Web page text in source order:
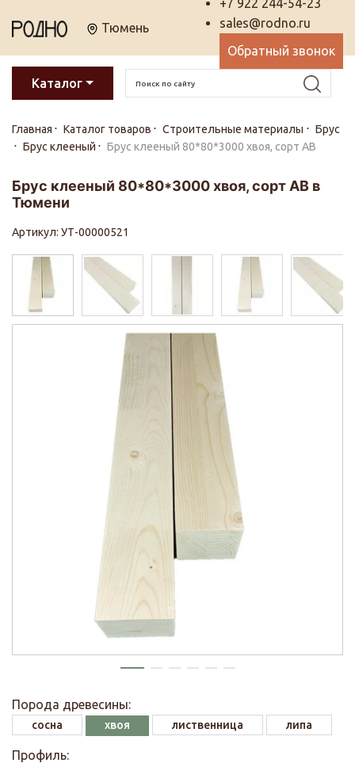
Тюмень
+7 922 244-54-23
sales@rodno.ru
Обратный звонок
Каталог
Главная Каталог товаров Строительные материалы
Брус
Брус клееный
Брус клееный 80*80*3000 хвоя, сорт АВ
Брус клееный 80*80*3000 хвоя, сорт АВ в
Тюмени
Артикул: УТ-00000521
Порода древесины:
сосна хвоя лиственница липа
Профиль: